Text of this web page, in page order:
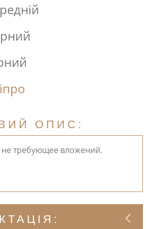
ОПИС:
не требующее вложений.